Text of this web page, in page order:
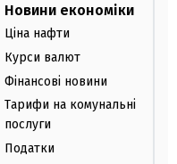
Новини економіки
Ціна нафти
Курси валют
Фінансові новини
Тарифи на комунальні
послуги
Податки